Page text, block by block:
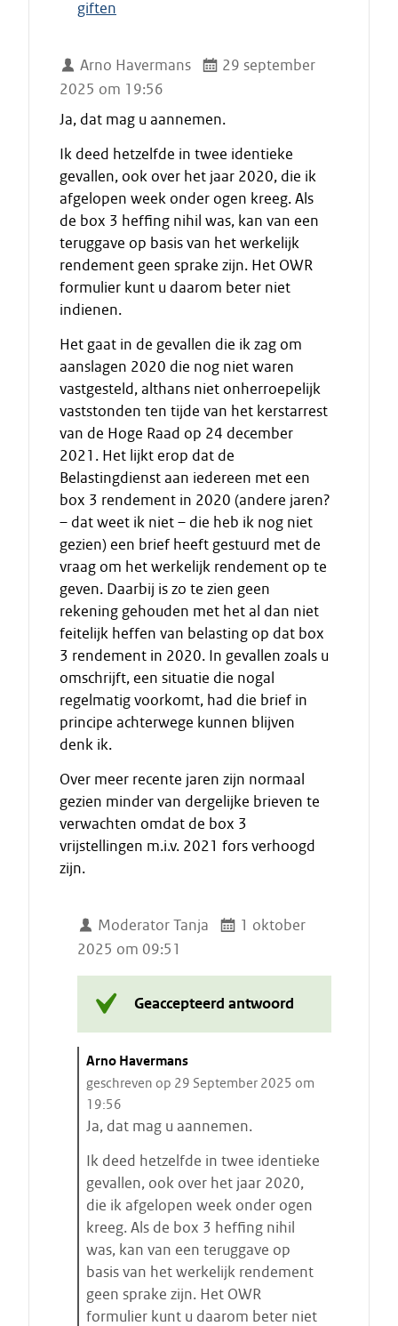
giften
Arno Havermans
29 september
2025 om 19:56
Ja, dat mag u aannemen.
Ik deed hetzelfde in twee identieke
gevallen, ook over het jaar 2020, die ik
afgelopen week onder ogen kreeg. Als
de box 3 heffing nihil was, kan van een
teruggave op basis van het werkelijk
rendement geen sprake zijn. Het OWR
formulier kunt u daarom beter niet
indienen.
Het gaat in de gevallen die ik zag om
aanslagen 2020 die nog niet waren
vastgesteld, althans niet onherroepelijk
vaststonden ten tijde van het kerstarrest
van de Hoge Raad op 24 december
2021. Het lijkt erop dat de
Belastingdienst aan iedereen met een
box 3 rendement in 2020 (andere jaren?
– dat weet ik niet – die heb ik nog niet
gezien) een brief heeft gestuurd met de
vraag om het werkelijk rendement op te
geven. Daarbij is zo te zien geen
rekening gehouden met het al dan niet
feitelijk heffen van belasting op dat box
3 rendement in 2020. In gevallen zoals u
omschrijft, een situatie die nogal
regelmatig voorkomt, had die brief in
principe achterwege kunnen blijven
denk ik.
Over meer recente jaren zijn normaal
gezien minder van dergelijke brieven te
verwachten omdat de box 3
vrijstellingen m.i.v. 2021 fors verhoogd
zijn.
Moderator Tanja
1 oktober
2025 om 09:51
Geaccepteerd antwoord
C
i
t
a
t
s
t
a
r
t
e
n
Arno Havermans
geschreven op 29 September 2025 om
19:56
Ja, dat mag u aannemen.
Ik deed hetzelfde in twee identieke
gevallen, ook over het jaar 2020,
die ik afgelopen week onder ogen
kreeg. Als de box 3 heffing nihil
was, kan van een teruggave op
basis van het werkelijk rendement
geen sprake zijn. Het OWR
formulier kunt u daarom beter niet